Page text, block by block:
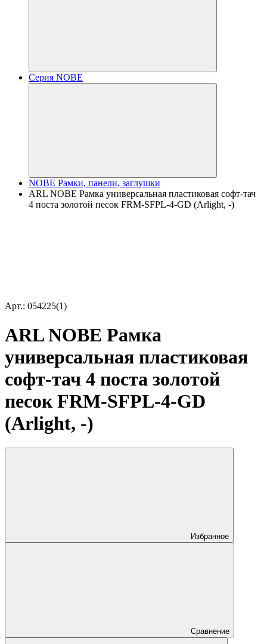
Серия NOBE
NOBE Рамки, панели, заглушки
ARL NOBE Рамка универсальная пластиковая софт-тач
4 поста золотой песок FRM-SFPL-4-GD (Arlight, -)
Арт.: 054225(1)
ARL NOBE Рамка
универсальная пластиковая
софт-тач 4 поста золотой
песок FRM-SFPL-4-GD
(Arlight, -)
Избранное
Сравнение